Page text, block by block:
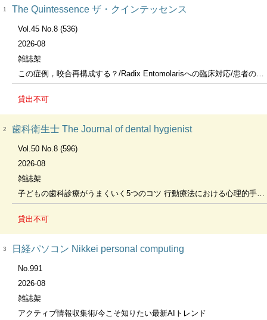
1 The Quintessence ザ・クインテッセンス
Vol.45 No.8 (536)
2026-08
雑誌架
この症例，咬合再構成する？/Radix Entomolarisへの臨床対応/患者の生涯を支える包括的歯科医療の考え方
貸出不可
2 歯科衛生士 The Journal of dental hygienist
Vol.50 No.8 (596)
2026-08
雑誌架
子どもの歯科診療がうまくいく5つのコツ 行動療法における心理的手法のキホン
貸出不可
3 日経パソコン Nikkei personal computing
No.991
2026-08
雑誌架
アクティブ情報収集術/今こそ知りたい最新AIトレンド